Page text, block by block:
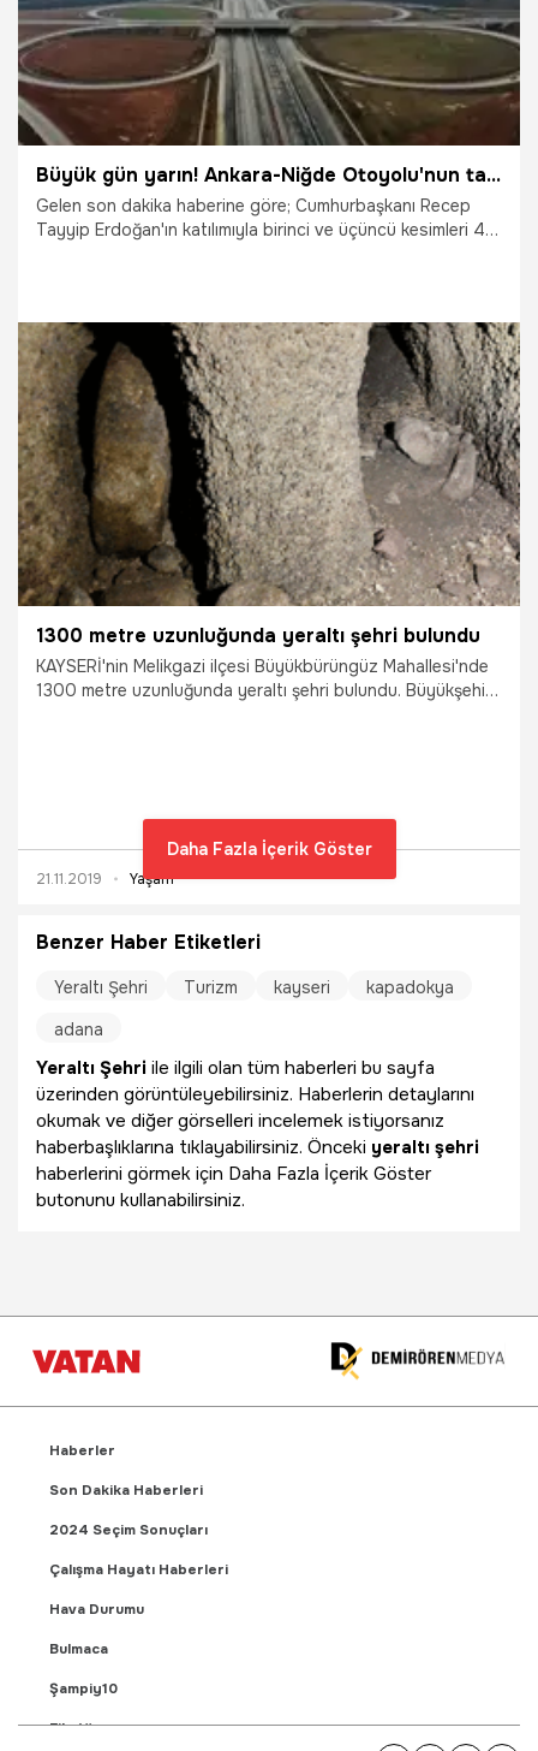
Büyük gün yarın! Ankara-Niğde Otoyolu'nun tamamı yarın hizmete girecek...
Gelen son dakika haberine göre; Cumhurbaşkanı Recep
Tayyip Erdoğan'ın katılımıyla birinci ve üçüncü kesimleri 4
tamamı hizmet vermeye başlayacak.
15.12.2020 Ekonomi
1300 metre uzunluğunda yeraltı şehri bulundu
KAYSERİ'nin Melikgazi ilçesi Büyükbürüngüz Mahallesi'nde
1300 metre uzunluğunda yeraltı şehri bulundu. Büyükşehir
21.11.2019 Yaşam
Daha Fazla İçerik Göster
Benzer Haber Etiketleri
Yeraltı Şehri Turizm kayseri
kapadokya
adana
Yeraltı Şehri ile ilgili olan tüm haberleri bu sayfa
üzerinden görüntüleyebilirsiniz. Haberlerin detaylarını
okumak ve diğer görselleri incelemek istiyorsanız
haberbaşlıklarına tıklayabilirsiniz. Önceki yeraltı şehri
haberlerini görmek için Daha Fazla İçerik Göster
butonunu kullanabilirsiniz.
Haberler
Son Dakika Haberleri
2024 Seçim Sonuçları
Çalışma Hayatı Haberleri
Hava Durumu
Bulmaca
Şampiy10
Fikstür